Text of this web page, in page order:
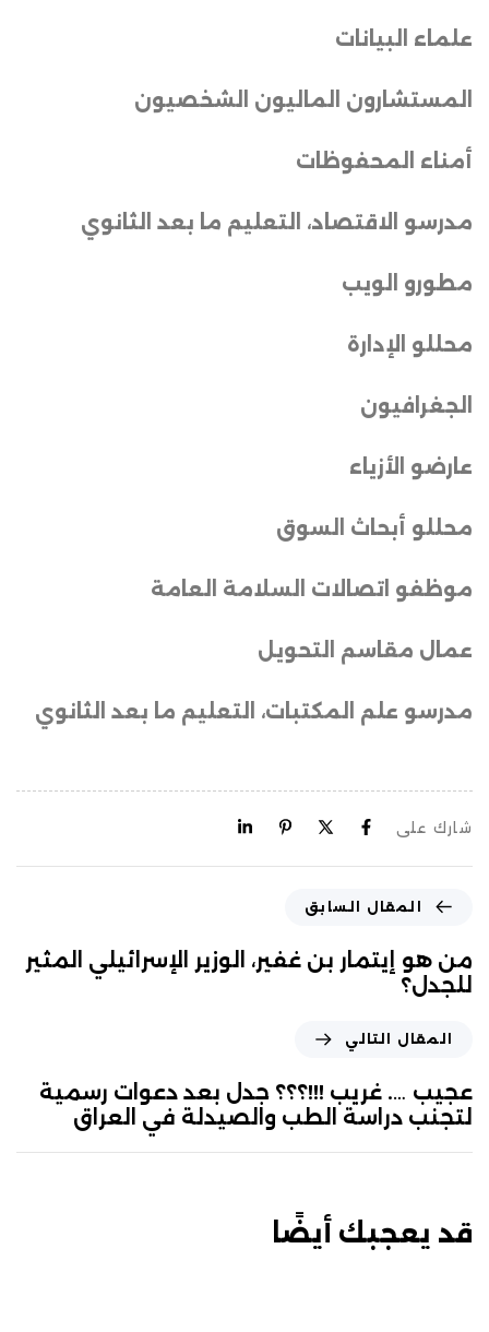
علماء البيانات
المستشارون الماليون الشخصيون
أمناء المحفوظات
مدرسو الاقتصاد، التعليم ما بعد الثانوي
مطورو الويب
محللو الإدارة
الجغرافيون
عارضو الأزياء
محللو أبحاث السوق
موظفو اتصالات السلامة العامة
عمال مقاسم التحويل
مدرسو علم المكتبات، التعليم ما بعد الثانوي
شارك على
المقال السابق
من هو إيتمار بن غفير، الوزير الإسرائيلي المثير
للجدل؟
المقال التالي
عجيب …. غريب !!!؟؟؟ جدل بعد دعوات رسمية
لتجنب دراسة الطب والصيدلة في العراق
قد يعجبك أيضًا